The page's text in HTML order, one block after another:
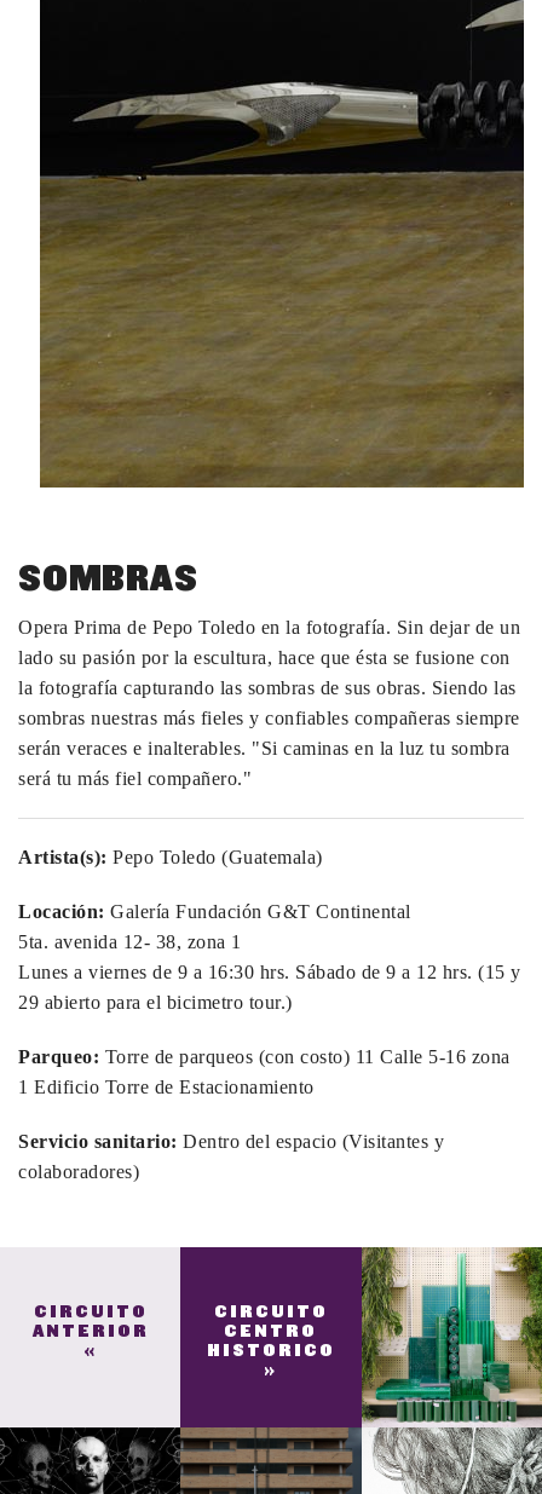
SOMBRAS
Opera Prima de Pepo Toledo en la fotografía. Sin dejar de un
lado su pasión por la escultura, hace que ésta se fusione con
la fotografía capturando las sombras de sus obras. Siendo las
sombras nuestras más fieles y confiables compañeras siempre
serán veraces e inalterables. "Si caminas en la luz tu sombra
será tu más fiel compañero."
Artista(s): Pepo Toledo (Guatemala)
Locación: Galería Fundación G&T Continental
5ta. avenida 12- 38, zona 1
Lunes a viernes de 9 a 16:30 hrs. Sábado de 9 a 12 hrs. (15 y
29 abierto para el bicimetro tour.)
Parqueo: Torre de parqueos (con costo) 11 Calle 5-16 zona
1 Edificio Torre de Estacionamiento
Servicio sanitario: Dentro del espacio (Visitantes y
colaboradores)
CIRCUITO
ANTERIOR
«
CIRCUITO
CENTRO
HISTORICO
»